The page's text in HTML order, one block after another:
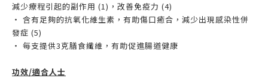
減少療程引起的副作用 (1)，改善免疫力 (4)
‧ 含有足夠的抗氧化維生素，有助傷口癒合，減少出現感染性併
發症 (5)
‧ 每支提供3克膳食纖維，有助促進腸道健康
功效/適合人士